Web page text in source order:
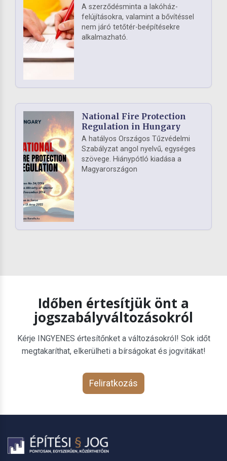
A szerződésminta a lakóház-
felújításokra, valamint a bővítéssel
nem járó tetőtér-beépítésekre
alkalmazható.
National Fire Protection
Regulation in Hungary
A hatályos Országos Tűzvédelmi
Szabályzat angol nyelvű, egységes
szövege. Hiánypótló kiadása a
Magyarországon
Időben értesítjük önt a
jogszabályváltozásokról
Kérje INGYENES értesítőnket a változásokról! Sok időt
megtakaríthat, elkerülheti a bírságokat és jogvitákat!
Feliratkozás